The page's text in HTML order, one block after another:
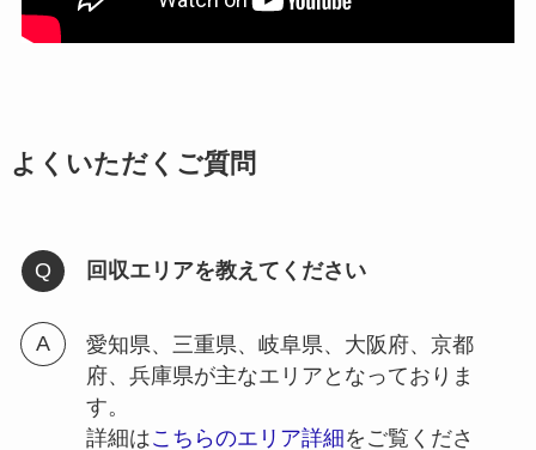
よくいただくご質問
回収エリアを教えてください
愛知県、三重県、岐阜県、大阪府、京都
府、兵庫県が主なエリアとなっておりま
す。
詳細はこちらのエリア詳細をご覧くださ